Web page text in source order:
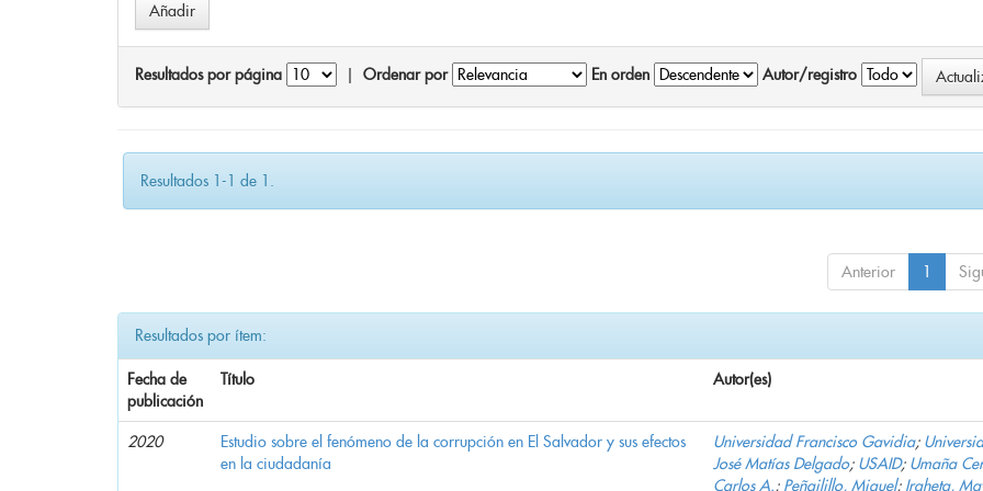
Resultados por página Ordenar por En orden Autor/registro
Resultados 1-1 de 1.
Anterior 1
Resultados por ítem:
Fecha de
publicación
Título Autor(es)
2020
Estudio sobre el fenómeno de la corrupción en El Salvador y sus efectos
en la ciudadanía
Universidad Francisco Gavidia;
José Matías Delgado; USAID; Umaña
Carlos A.; Peñailillo, Miguel; Iraheta,